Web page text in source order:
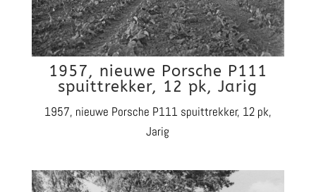
1957, nieuwe Porsche P111
spuittrekker, 12 pk, Jarig
1957, nieuwe Porsche P111 spuittrekker, 12 pk,
Jarig